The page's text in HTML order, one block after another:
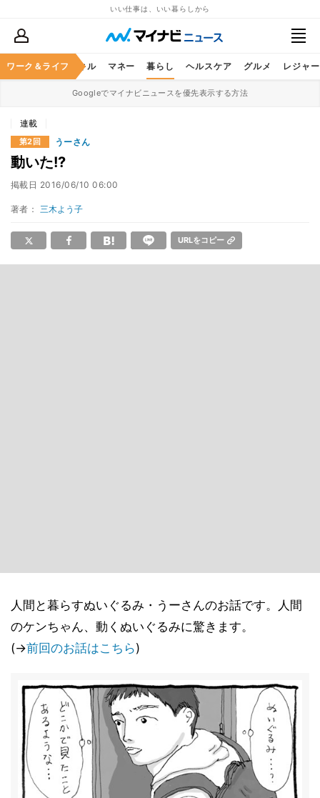
いい仕事は、いい暮らしから
ワーク＆ライフ
ア ビジネススキル マネー 暮らし ヘルスケア グルメ レジャー
Googleでマイナビニュースを優先表示する方法
連載
第2回 うーさん
動いた!?
掲載日 2016/06/10 06:00
著者： 三木よう子
URLをコピー
人間と暮らすぬいぐるみ・うーさんのお話です。人間
のケンちゃん、動くぬいぐるみに驚きます。
(→前回のお話はこちら)